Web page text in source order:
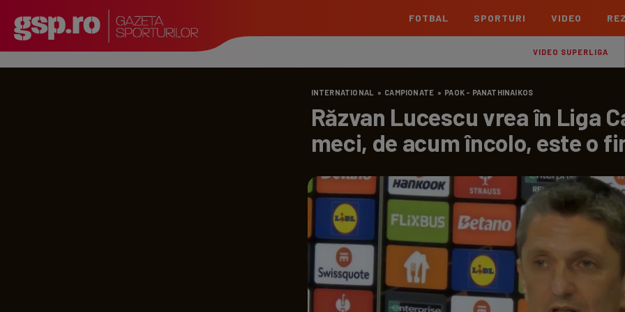
FOTBAL
Echipe Meciuri Clasament
Liga 2
Echipe
Echipe Meciuri
TOATE ȘTIRILE
Echipe
La
Echipe
SPORTURI VIDEO
VIDEO SUPERLIGA
INTERNATIONAL » CAMPIONATE » PAOK - PANATHINAIKOS
Răzvan Lucescu vrea în Liga
meci, de acum încolo, este o